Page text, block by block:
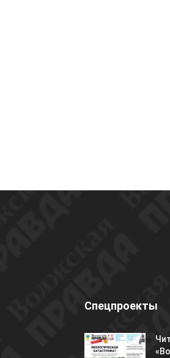
Спецпроекты